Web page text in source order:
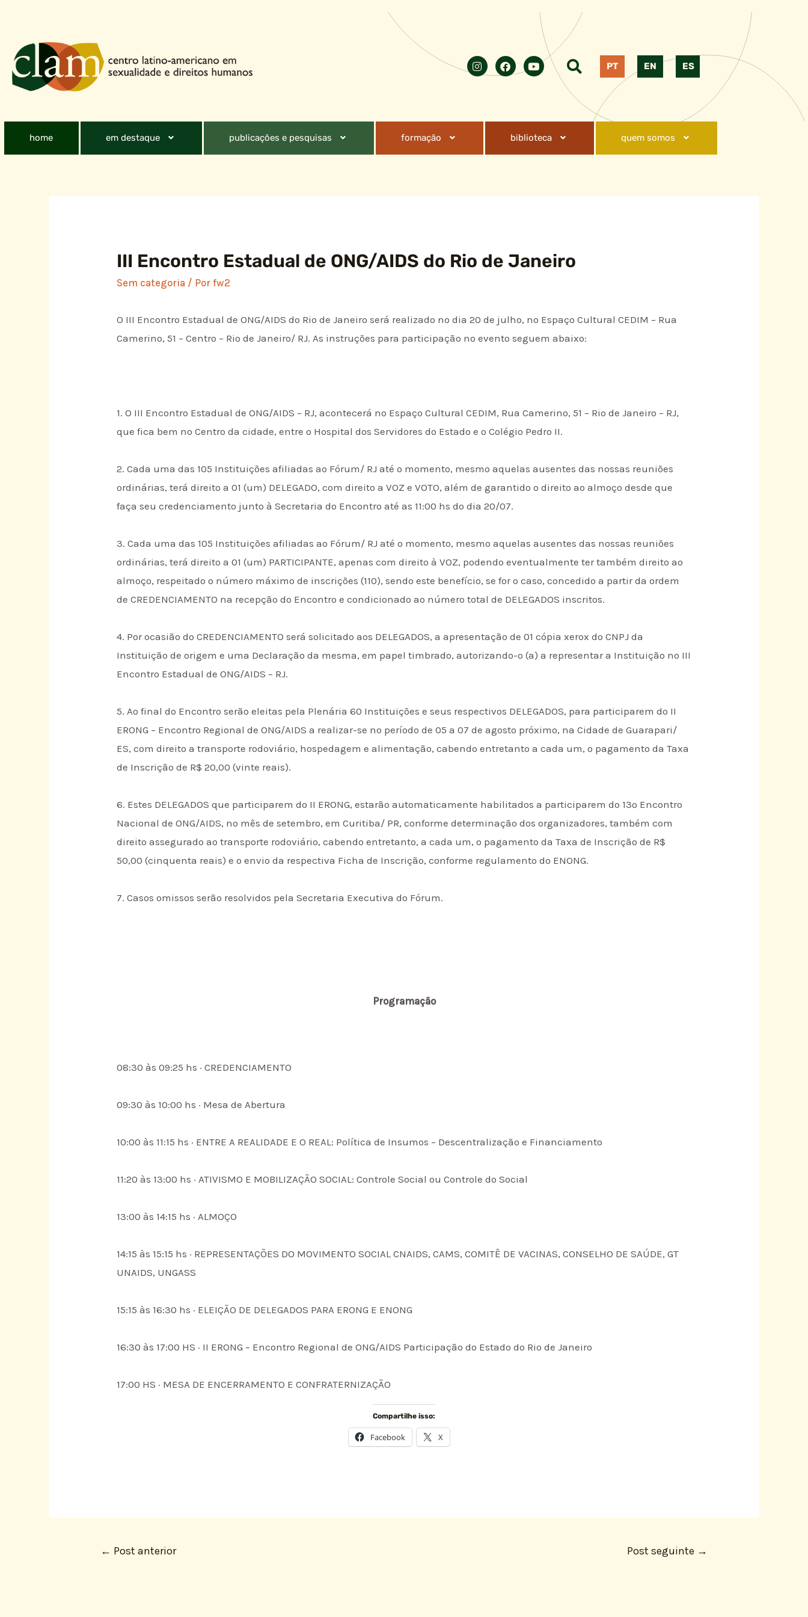
PT EN ES
home em destaque publicações e pesquisas formação biblioteca quem somos
III Encontro Estadual de ONG/AIDS do Rio de Janeiro
Sem categoria / Porfw2
O III Encontro Estadual de ONG/AIDS do Rio de Janeiro será realizado no dia 20 de julho, no Espaço Cultural CEDIM – Rua
Camerino, 51 – Centro – Rio de Janeiro/ RJ. As instruções para participação no evento seguem abaixo:
1. O III Encontro Estadual de ONG/AIDS – RJ, acontecerá no Espaço Cultural CEDIM, Rua Camerino, 51 – Rio de Janeiro – RJ,
que fica bem no Centro da cidade, entre o Hospital dos Servidores do Estado e o Colégio Pedro II.
2. Cada uma das 105 Instituições afiliadas ao Fórum/ RJ até o momento, mesmo aquelas ausentes das nossas reuniões
ordinárias, terá direito a 01 (um) DELEGADO, com direito a VOZ e VOTO, além de garantido o direito ao almoço desde que
faça seu credenciamento junto à Secretaria do Encontro até as 11:00 hs do dia 20/07.
3. Cada uma das 105 Instituições afiliadas ao Fórum/ RJ até o momento, mesmo aquelas ausentes das nossas reuniões
ordinárias, terá direito a 01 (um) PARTICIPANTE, apenas com direito à VOZ, podendo eventualmente ter também direito ao
almoço, respeitado o número máximo de inscrições (110), sendo este benefício, se for o caso, concedido a partir da ordem
de CREDENCIAMENTO na recepção do Encontro e condicionado ao número total de DELEGADOS inscritos.
4. Por ocasião do CREDENCIAMENTO será solicitado aos DELEGADOS, a apresentação de 01 cópia xerox do CNPJ da
Instituição de origem e uma Declaração da mesma, em papel timbrado, autorizando-o (a) a representar a Instituição no III
Encontro Estadual de ONG/AIDS – RJ.
5. Ao final do Encontro serão eleitas pela Plenária 60 Instituições e seus respectivos DELEGADOS, para participarem do II
ERONG – Encontro Regional de ONG/AIDS a realizar-se no período de 05 a 07 de agosto próximo, na Cidade de Guarapari/
ES, com direito a transporte rodoviário, hospedagem e alimentação, cabendo entretanto a cada um, o pagamento da Taxa
de Inscrição de R$ 20,00 (vinte reais).
6. Estes DELEGADOS que participarem do II ERONG, estarão automaticamente habilitados a participarem do 13º Encontro
Nacional de ONG/AIDS, no mês de setembro, em Curitiba/ PR, conforme determinação dos organizadores, também com
direito assegurado ao transporte rodoviário, cabendo entretanto, a cada um, o pagamento da Taxa de Inscrição de R$
50,00 (cinquenta reais) e o envio da respectiva Ficha de Inscrição, conforme regulamento do ENONG.
7. Casos omissos serão resolvidos pela Secretaria Executiva do Fórum.
Programação
08:30 às 09:25 hs · CREDENCIAMENTO
09:30 às 10:00 hs · Mesa de Abertura
10:00 às 11:15 hs · ENTRE A REALIDADE E O REAL: Política de Insumos – Descentralização e Financiamento
11:20 às 13:00 hs · ATIVISMO E MOBILIZAÇÃO SOCIAL: Controle Social ou Controle do Social
13:00 às 14:15 hs · ALMOÇO
14:15 às 15:15 hs · REPRESENTAÇÕES DO MOVIMENTO SOCIAL CNAIDS, CAMS, COMITÊ DE VACINAS, CONSELHO DE SAÚDE, GT
UNAIDS, UNGASS
15:15 às 16:30 hs · ELEIÇÃO DE DELEGADOS PARA ERONG E ENONG
16:30 às 17:00 HS · II ERONG – Encontro Regional de ONG/AIDS Participação do Estado do Rio de Janeiro
17:00 HS · MESA DE ENCERRAMENTO E CONFRATERNIZAÇÃO
Compartilhe isso:
Facebook X
← Post anterior Post seguinte →